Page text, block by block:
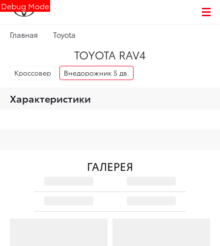
Debug Mode
Главная Toyota
TOYOTA RAV4
Кроссовер Внедорожник 5 дв.
Характеристики
ГАЛЕРЕЯ